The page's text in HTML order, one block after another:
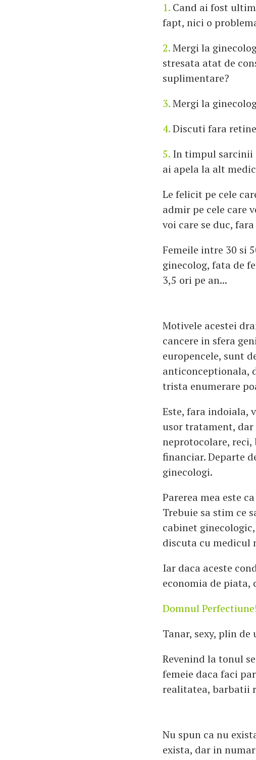
1. Cand ai fost
fapt, nici o
2.Mergi la
stresata atat de
suplimentare?
3.Mergi la
4.Discuti fara
5. In timpul sarcinii
ai apela la alt
Le felicit pe cele
admir pe cele care
voi care se duc,
Femeile intre 30 si
ginecolog, fata de
3,5 ori pe an...
Motivele acestei
cancere in sfera
europencele, sunt
anticonceptionala,
trista enumerare
Este, fara indoiala,
usor tratament,
neprotocolare,
financiar. Departe
ginecologi.
Parerea mea este
Trebuie sa stim ce
cabinet
discuta cu medicul
Iar daca aceste
economia de
Domnul
Tanar, sexy, plin
Revenind la tonul
femeie daca faci
realitatea, barbatii
Nu spun ca nu
exista, dar in